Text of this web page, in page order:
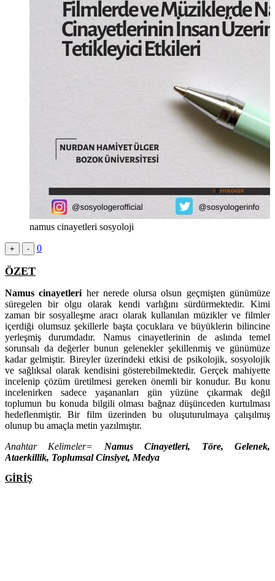
namus cinayetleri sosyoloji
+ - 0
ÖZET
Namus cinayetleri her nerede olursa olsun geçmişten günümüze
süregelen bir olgu olarak kendi varlığını sürdürmektedir. Kimi
zaman bir sosyalleşme aracı olarak kullanılan müzikler ve filmler
içerdiği olumsuz şekillerle başta çocuklara ve büyüklerin bilincine
yerleşmiş durumdadır. Namus cinayetlerinin de aslında temel
sorunsalı da değerler bunun gelenekler şekillenmiş ve günümüze
kadar gelmiştir. Bireyler üzerindeki etkisi de psikolojik, sosyolojik
ve sağlıksal olarak kendisini gösterebilmektedir. Gerçek mahiyette
incelenip çözüm üretilmesi gereken önemli bir konudur. Bu konu
incelenirken sadece yaşananları gün yüzüne çıkarmak değil
toplumun bu konuda bilgili olması bağnaz düşünceden kurtulması
hedeflenmiştir. Bir film üzerinden bu oluşuturulmaya çalışılmış
olunup bu amaçla metin yazılmıştır.
Anahtar Kelimeler= Namus Cinayetleri, Töre, Gelenek,
Ataerkillik, Toplumsal Cinsiyet, Medya
GİRİŞ